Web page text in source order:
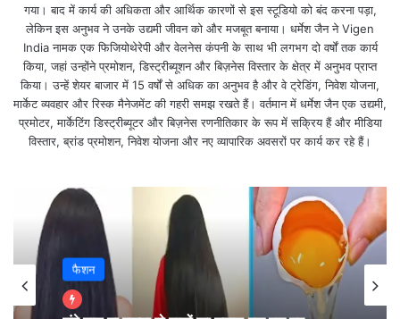
गया। बाद में कार्य की अधिकता और आर्थिक कारणों से इस स्टूडियो को बंद करना पड़ा,
लेकिन इस अनुभव ने उनके उद्यमी जीवन को और मजबूत बनाया। धर्मेश जैन ने Vigen
India नामक एक फिजियोथेरेपी और वेलनेस कंपनी के साथ भी लगभग दो वर्षों तक कार्य
किया, जहां उन्होंने प्रमोशन, डिस्ट्रीब्यूशन और बिज़नेस विस्तार के क्षेत्र में अनुभव प्राप्त
किया। उन्हें शेयर बाजार में 15 वर्षों से अधिक का अनुभव है और वे ट्रेडिंग, निवेश योजना,
मार्केट व्यवहार और रिस्क मैनेजमेंट की गहरी समझ रखते हैं। वर्तमान में धर्मेश जैन एक उद्यमी,
प्रमोटर, मार्केटिंग डिस्ट्रीब्यूटर और बिज़नेस रणनीतिकार के रूप में सक्रिय हैं और मीडिया
विस्तार, ब्रांड प्रमोशन, निवेश योजना और नए व्यापारिक अवसरों पर कार्य कर रहे हैं।
फैशन